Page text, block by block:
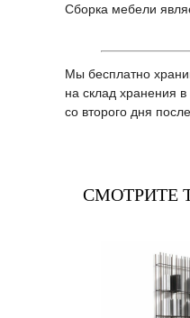
Сборка мебели
Мы бесплатно
на склад хранения
со второго дня
СМОТРИТЕ